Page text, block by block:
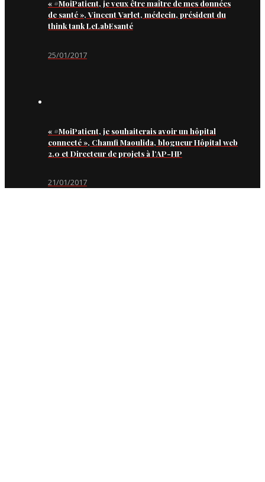
« #MoiPatient, je veux être maître de mes données
de santé », Vincent Varlet, médecin, président du
think tank LeLabEsanté
25/01/2017
« #MoiPatient, je souhaiterais avoir un hôpital
connecté », Chamfi Maoulida, blogueur Hôpital web
2.0 et Directeur de projets à l’AP-HP
21/01/2017